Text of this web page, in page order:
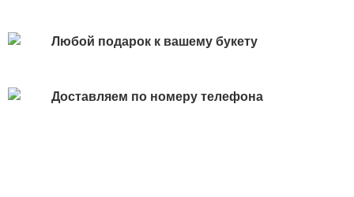
Любой подарок к вашему букету
Доставляем по номеру телефона